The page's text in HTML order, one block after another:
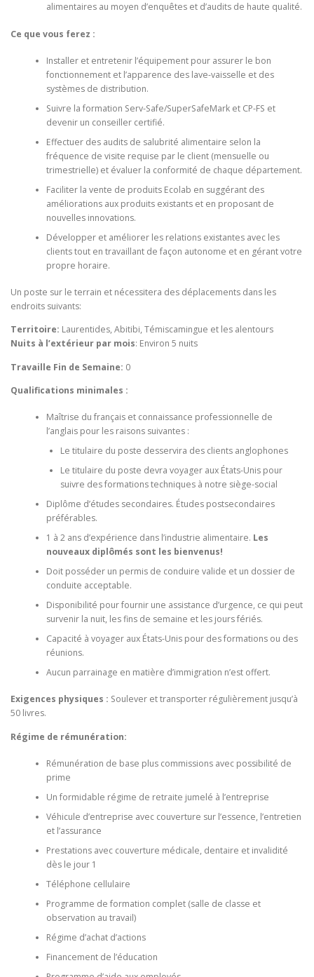
alimentaires au moyen d’enquêtes et d’audits de haute qualité.
Ce que vous ferez :
Installer et entretenir l’équipement pour assurer le bon
fonctionnement et l’apparence des lave-vaisselle et des
systèmes de distribution.
Suivre la formation Serv-Safe/SuperSafeMark et CP-FS et
devenir un conseiller certifié.
Effectuer des audits de salubrité alimentaire selon la
fréquence de visite requise par le client (mensuelle ou
trimestrielle) et évaluer la conformité de chaque département.
Faciliter la vente de produits Ecolab en suggérant des
améliorations aux produits existants et en proposant de
nouvelles innovations.
Développer et améliorer les relations existantes avec les
clients tout en travaillant de façon autonome et en gérant votre
propre horaire.
Un poste sur le terrain et nécessitera des déplacements dans les
endroits suivants:
Territoire: Laurentides, Abitibi, Témiscamingue et les alentours
Nuits à l’extérieur par mois: Environ 5 nuits
Travaille Fin de Semaine: 0
Qualifications minimales :
Maîtrise du français et connaissance professionnelle de
l’anglais pour les raisons suivantes :
Le titulaire du poste desservira des clients anglophones
Le titulaire du poste devra voyager aux États-Unis pour
suivre des formations techniques à notre siège-social
Diplôme d’études secondaires. Études postsecondaires
préférables.
1 à 2 ans d’expérience dans l’industrie alimentaire. Les
nouveaux diplômés sont les bienvenus!
Doit posséder un permis de conduire valide et un dossier de
conduite acceptable.
Disponibilité pour fournir une assistance d’urgence, ce qui peut
survenir la nuit, les fins de semaine et les jours fériés.
Capacité à voyager aux États-Unis pour des formations ou des
réunions.
Aucun parrainage en matière d’immigration n’est offert.
Exigences physiques : Soulever et transporter régulièrement jusqu’à
50 livres.
Régime de rémunération:
Rémunération de base plus commissions avec possibilité de
prime
Un formidable régime de retraite jumelé à l’entreprise
Véhicule d’entreprise avec couverture sur l’essence, l’entretien
et l’assurance
Prestations avec couverture médicale, dentaire et invalidité
dès le jour 1
Téléphone cellulaire
Programme de formation complet (salle de classe et
observation au travail)
Régime d’achat d’actions
Financement de l’éducation